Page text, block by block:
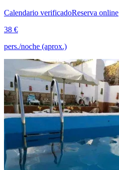
Calendario verificadoReserva online
38 €
pers./noche (aprox.)